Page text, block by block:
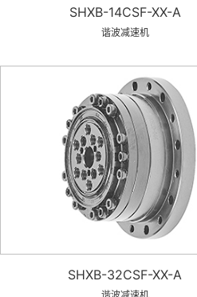
SHXB-14CSF-XX-A
谐波减速机
SHXB-32CSF-XX-A